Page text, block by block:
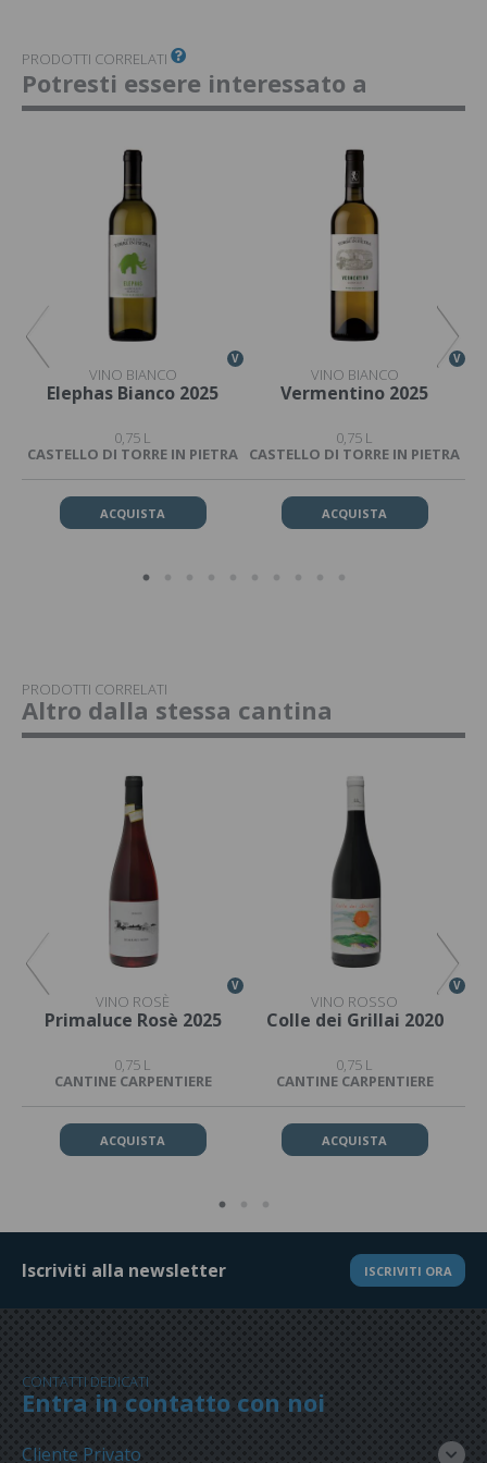
PRODOTTI CORRELATI
Potresti essere interessato a
V
VINO BIANCO
Elephas Bianco 2025
0,75 L
CASTELLO DI TORRE IN PIETRA
ACQUISTA
V
VINO BIANCO
Vermentino 2025
0,75 L
CASTELLO DI TORRE IN PIETRA
ACQUISTA
PRODOTTI CORRELATI
Altro dalla stessa cantina
V
VINO ROSÈ
Primaluce Rosè 2025
0,75 L
CANTINE CARPENTIERE
ACQUISTA
V
VINO ROSSO
Colle dei Grillai 2020
0,75 L
CANTINE CARPENTIERE
ACQUISTA
Iscriviti alla newsletter ISCRIVITI ORA
CONTATTI DEDICATI
Entra in contatto con noi
Cliente Privato